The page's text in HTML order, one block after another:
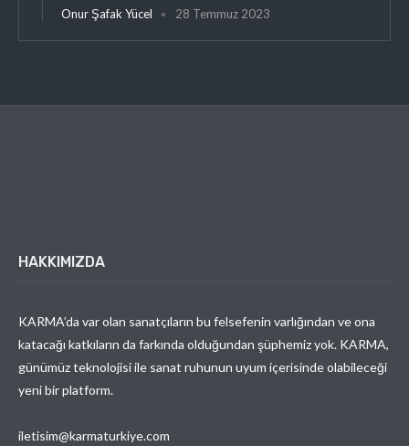
Onur Şafak Yücel 28 Temmuz 2023
HAKKIMIZDA
KARMA’da var olan sanatçıların bu felsefenin varlığından ve ona
katacağı katkıların da farkında olduğundan şüphemiz yok. KARMA,
günümüz teknolojisi ile sanat ruhunun uyum içerisinde olabileceği
yeni bir platform.
iletisim@karmaturkiye.com